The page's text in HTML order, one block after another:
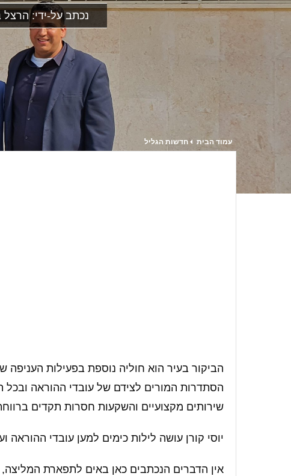
נכתב על-ידי:הרצל
עמוד הבית חדשות הגליל
הביקור בעיר הוא חוליה נוספת בפעילות
הסתדרות המורים לצידם של עובדי ההוראה ובכל
שירותים מקצועיים והשקעות חסרות תקדים
יוסי קורן עושה לילות כימים למען עובדי ההוראה
אין הדברים הנכתבים כאן באים לתפארת המליצה,